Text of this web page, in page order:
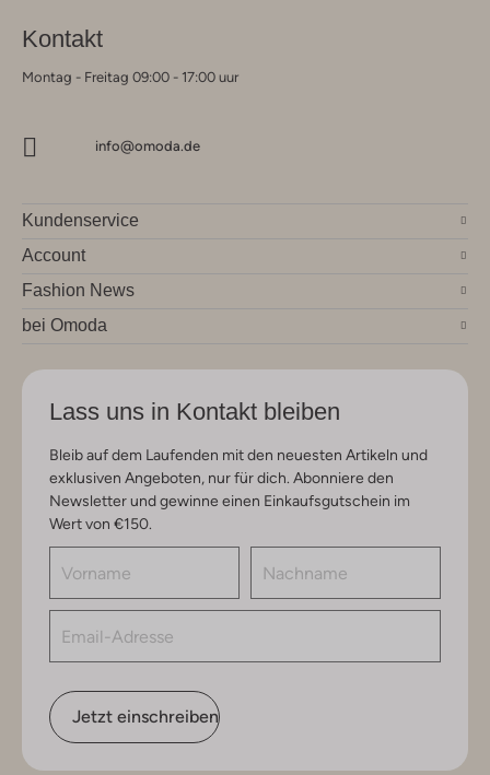
Kontakt
Montag - Freitag 09:00 - 17:00 uur
info@omoda.de
Kundenservice
Account
Fashion News
bei Omoda
Lass uns in Kontakt bleiben
Bleib auf dem Laufenden mit den neuesten Artikeln und
exklusiven Angeboten, nur für dich. Abonniere den
Newsletter und gewinne einen Einkaufsgutschein im
Wert von €150.
Jetzt einschreiben